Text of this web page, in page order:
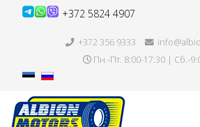
+372 5824 4907
+372 356 9333
Пн.-Пт. 8:00-17:30 | Сб.-